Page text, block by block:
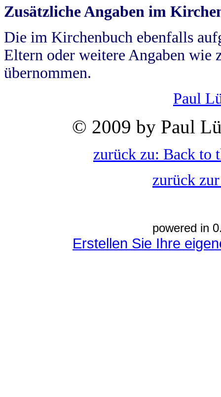
Zusätzliche Angaben im
Die im Kirchenbuch ebenfalls
Eltern oder weitere Angaben wie
übernommen.
Paul
© 2009 by Paul
zurück zu: Back to
zurück
powered in
Erstellen Sie Ihre